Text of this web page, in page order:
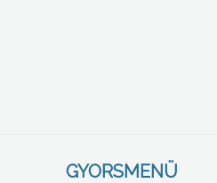
GYORSMENÜ